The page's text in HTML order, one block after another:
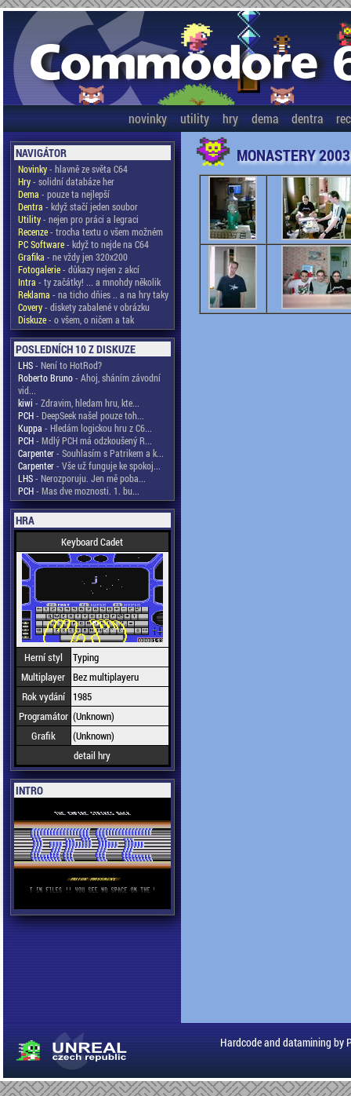
novinky utility hry dema dentra
NAVIGÁTOR
Novinky- hlavně ze světa C64
Hry- solidní databáze her
Dema - pouze ta nejlepší
Dentra - když stačí jeden soubor
Utility- nejen pro práci a legraci
Recenze- trocha textu o všem možném
PC Software- když to nejde na C64
Grafika - ne vždy jen 320x200
Fotogalerie- důkazy nejen z akcí
Intra - ty začátky! ... a mnohdy několik
Reklama - na ticho dňies .. a na hry taky
Covery- diskety zabalené v obrázku
Diskuze- o všem, o ničem a tak
POSLEDNÍCH 10 Z DISKUZE
LHS- Není to HotRod?
Roberto Bruno- Ahoj, sháním závodní
vid...
kiwi - Zdravim, hledam hru, kte...
PCH- DeepSeek našel pouze toh...
Kuppa - Hledám logickou hru z C6...
PCH- Mdlý PCH má odzkoušený R...
Carpenter- Souhlasím s Patrikem a k...
Carpenter- Vše už funguje ke spokoj...
LHS- Nerozporuju. Jen mě poba...
PCH- Mas dve moznosti. 1. bu...
HRA
Keyboard Cadet
Herní styl
Typing
Multiplayer Bez multiplayeru
Rok vydání
1985
Programátor (Unknown)
Grafik
(Unknown)
detail hry
INTRO
MONASTERY 2003
Hardcode and datamining by